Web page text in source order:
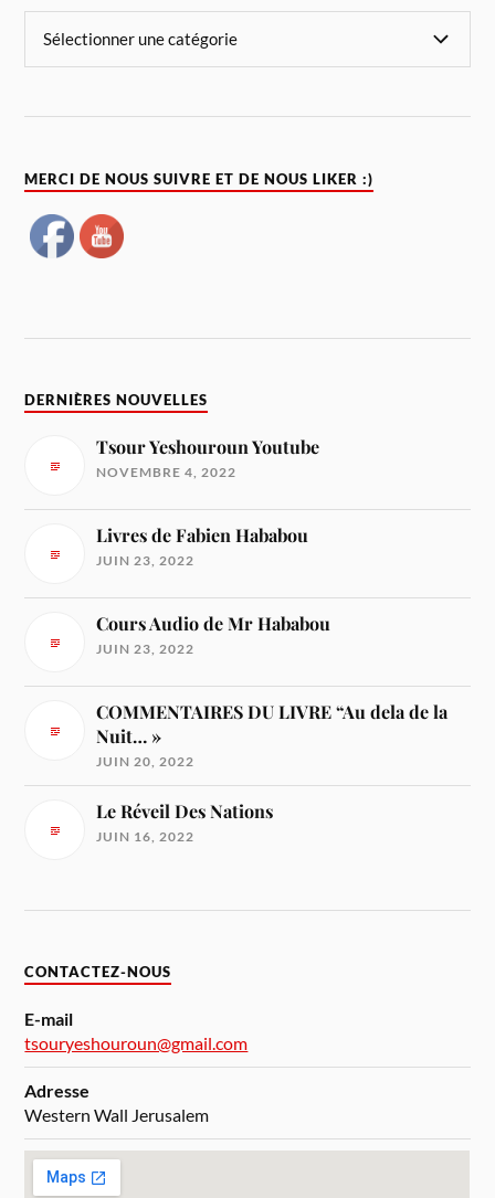
MERCI DE NOUS SUIVRE ET DE NOUS LIKER :)
DERNIÈRES NOUVELLES
Tsour Yeshouroun Youtube
NOVEMBRE 4, 2022
Livres de Fabien Hababou
JUIN 23, 2022
Cours Audio de Mr Hababou
JUIN 23, 2022
COMMENTAIRES DU LIVRE “Au dela de la
Nuit… »
JUIN 20, 2022
Le Réveil Des Nations
JUIN 16, 2022
CONTACTEZ-NOUS
E-mail
tsouryeshouroun@gmail.com
Adresse
Western Wall Jerusalem